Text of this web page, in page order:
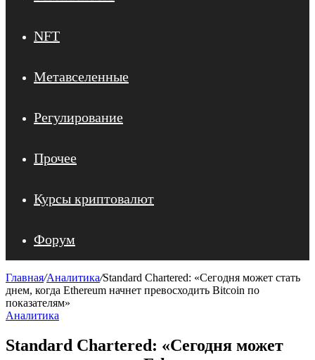
NFT
Метавселенные
Регулирование
Прочее
Курсы криптовалют
Форум
Главная/Аналитика/Standard Chartered: «Сегодня может стать
днем, когда Ethereum начнет превосходить Bitcoin по
показателям»
Аналитика
Standard Chartered: «Сегодня может